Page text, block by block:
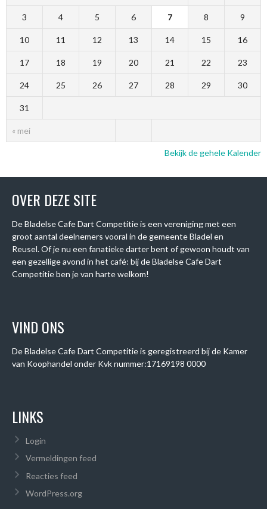
« mei
3 4 5 6 7 8 9
10 11 12 13 14 15 16
17 18 19 20 21 22 23
24 25 26 27 28 29 30
31
Bekijk de gehele Kalender
OVER DEZE SITE
De Bladelse Cafe Dart Competitie is een vereniging met een
groot aantal deelnemers vooral in de gemeente Bladel en
Reusel. Of je nu een fanatieke darter bent of gewoon houdt van
een gezellige avond in het café: bij de Bladelse Cafe Dart
Competitie ben je van harte welkom!
VIND ONS
De Bladelse Cafe Dart Competitie is geregistreerd bij de Kamer
van Koophandel onder Kvk nummer:17169198 0000
LINKS
Login
Vermeldingen feed
Reacties feed
WordPress.org